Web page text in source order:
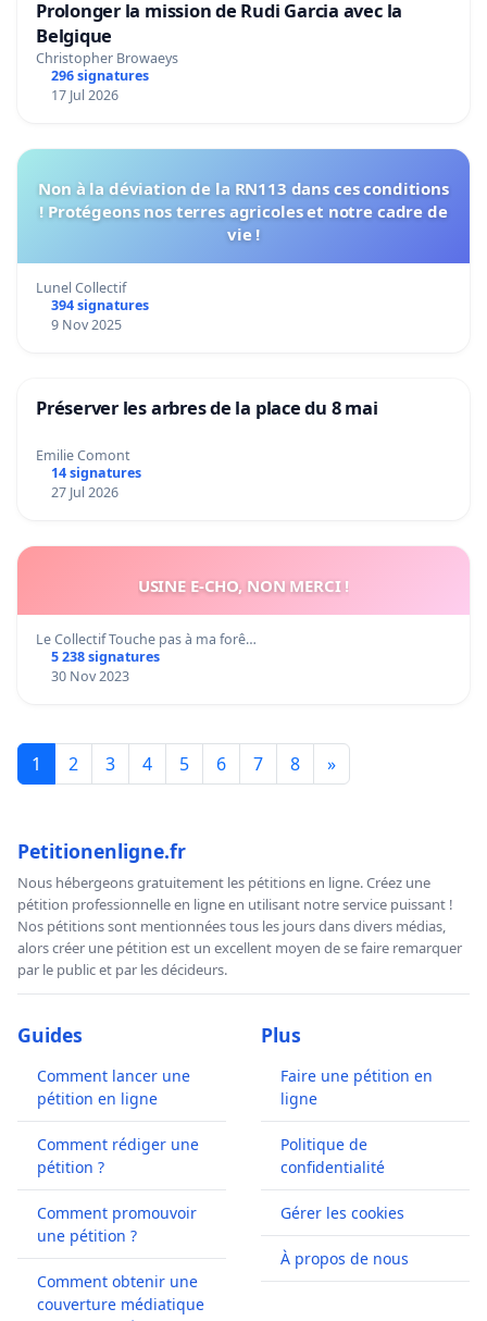
Prolonger la mission de Rudi Garcia avec la
Belgique
Christopher Browaeys
296 signatures
17 Jul 2026
Non à la déviation de la RN113 dans ces conditions
! Protégeons nos terres agricoles et notre cadre de
vie !
Lunel Collectif
394 signatures
9 Nov 2025
Préserver les arbres de la place du 8 mai
Emilie Comont
14 signatures
27 Jul 2026
USINE E-CHO, NON MERCI !
Le Collectif Touche pas à ma forê…
5 238 signatures
30 Nov 2023
1 2 3 4 5 6 7 8 »
Petitionenligne.fr
Nous hébergeons gratuitement les pétitions en ligne. Créez une
pétition professionnelle en ligne en utilisant notre service puissant !
Nos pétitions sont mentionnées tous les jours dans divers médias,
alors créer une pétition est un excellent moyen de se faire remarquer
par le public et par les décideurs.
Guides
Comment lancer une
pétition en ligne
Comment rédiger une
pétition ?
Comment promouvoir
une pétition ?
Comment obtenir une
couverture médiatique
Plus
Faire une pétition en
ligne
Politique de
confidentialité
Gérer les cookies
À propos de nous